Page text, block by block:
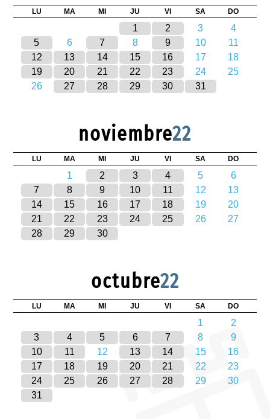
LU MA MI JU VI SA DO
1 2 3
4
5
6 7 8 9 10
11
12
13 14 15 16 17
18
19
20 21 22 23 24
25
26
27 28 29 30 31
noviembre22
LU MA MI JU VI SA DO
1 2 3 4 5
6
7
8 9 10 11 12
13
14
15 16 17 18 19
20
21
22 23 24 25 26
27
28
29 30
octubre22
LU MA MI JU VI SA DO
1
2
3
4 5 6 7 8
9
10
11 12 13 14 15
16
17
18 19 20 21 22
23
24
25 26 27 28 29
30
31